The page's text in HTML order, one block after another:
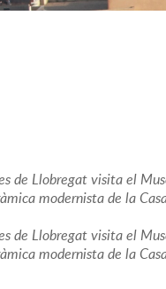
de Llobregat visita el
modernista de la
de Llobregat visita el
modernista de la